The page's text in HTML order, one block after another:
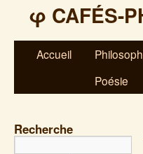
φ CAFÉS-
Accueil
Poésie
Recherche